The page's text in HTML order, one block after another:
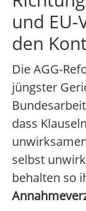
und EU-
den
Die AGG-
jüngster
dass
selbst
behalten so